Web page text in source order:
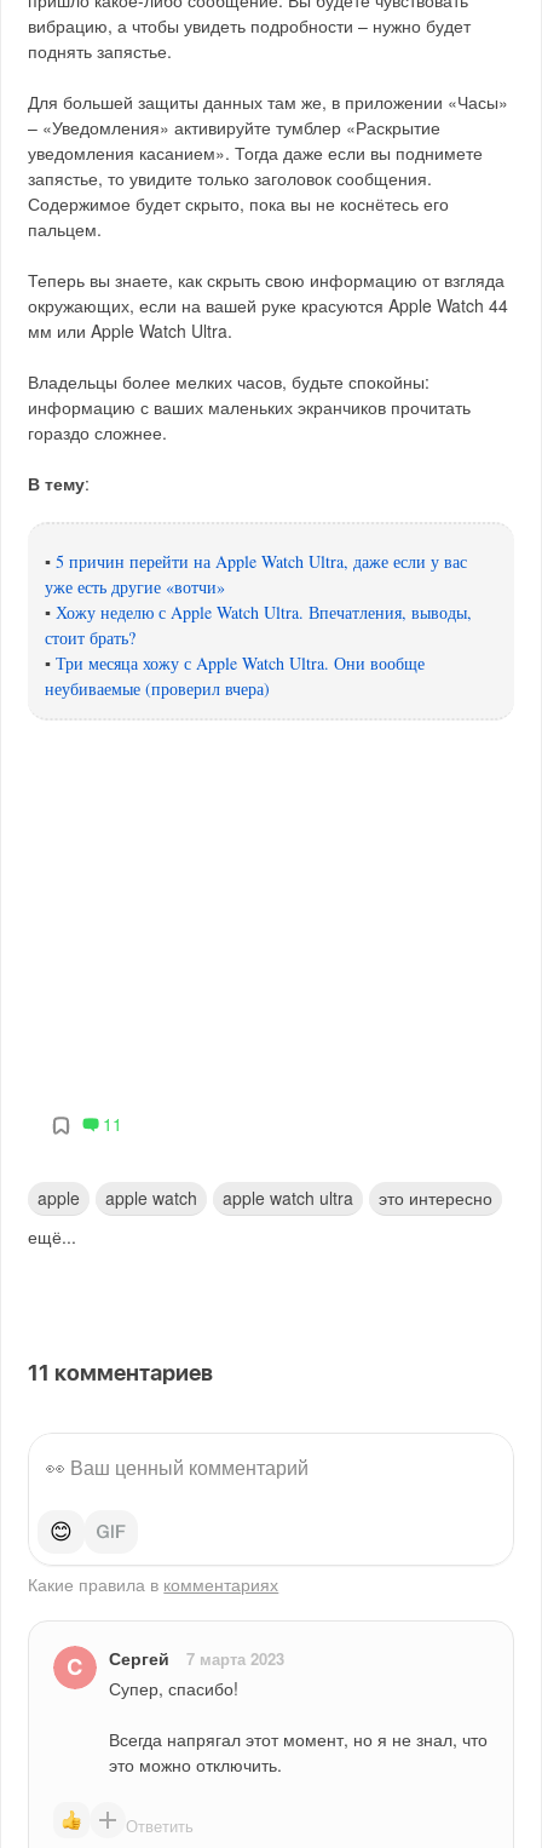
вибрацию, а чтобы увидеть подробности – нужно будет
поднять запястье.
Для большей защиты данных там же, в приложении «Часы»
– «Уведомления» активируйте тумблер «Раскрытие
уведомления касанием». Тогда даже если вы поднимете
запястье, то увидите только заголовок сообщения.
Содержимое будет скрыто, пока вы не коснётесь его
пальцем.
Теперь вы знаете, как скрыть свою информацию от взгляда
окружающих, если на вашей руке красуются Apple Watch 44
мм или Apple Watch Ultra.
Владельцы более мелких часов, будьте спокойны:
информацию с ваших маленьких экранчиков прочитать
гораздо сложнее.
В тему:
▪️5 причин перейти на Apple Watch Ultra, даже если у вас
уже есть другие «вотчи»
▪️Хожу неделю с Apple Watch Ultra. Впечатления, выводы,
стоит брать?
▪️Три месяца хожу с Apple Watch Ultra. Они вообще
неубиваемые (проверил вчера)
11
apple apple watch apple watch ultra
это интересно
ещё...
11 комментариев
😊
Какие правила в комментариях
Сергей 7 марта 2023
Супер, спасибо!
Всегда напрягал этот момент, но я не знал, что
это можно отключить.
Ответить